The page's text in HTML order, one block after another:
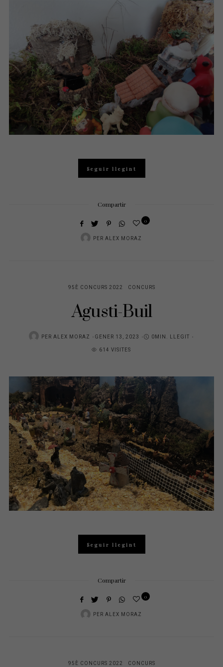
Seguir llegint
Compartir
PER ALEX MORAZ
0
95È CONCURS 2022 CONCURS
Agusti-Buil
PER ALEX MORAZ
POSTED
ON
GENER 13, 2023
0MIN. LLEGIT
614 VISITES
Seguir llegint
Compartir
PER ALEX MORAZ
0
95È CONCURS 2022 CONCURS